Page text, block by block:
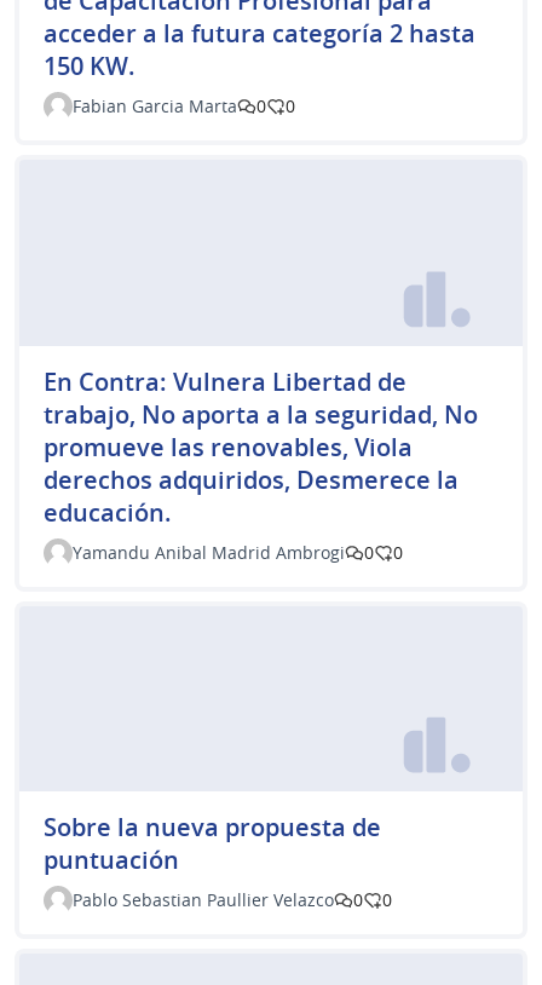
acceder a la futura categoría 2 hasta
150 KW.
Fabian Garcia Marta 0 0
En Contra: Vulnera Libertad de
trabajo, No aporta a la seguridad, No
promueve las renovables, Viola
derechos adquiridos, Desmerece la
educación.
Yamandu Anibal Madrid Ambrogi 0 0
Sobre la nueva propuesta de
puntuación
Pablo Sebastian Paullier Velazco 0 0